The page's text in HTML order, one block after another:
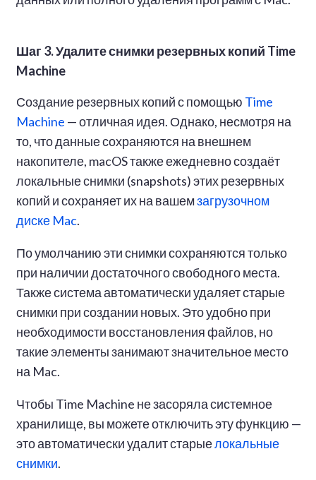
Шаг 3. Удалите снимки резервных копий Time
Machine
Создание резервных копий с помощью Time
Machine — отличная идея. Однако, несмотря на
то, что данные сохраняются на внешнем
накопителе, macOS также ежедневно создаёт
локальные снимки (snapshots) этих резервных
копий и сохраняет их на вашемзагрузочном
диске Mac.
По умолчанию эти снимки сохраняются только
при наличии достаточного свободного места.
Также система автоматически удаляет старые
снимки при создании новых. Это удобно при
необходимости восстановления файлов, но
такие элементы занимают значительное место
на Mac.
Чтобы Time Machine не засоряла системное
хранилище, вы можете отключить эту функцию —
это автоматически удалит старыелокальные
снимки.